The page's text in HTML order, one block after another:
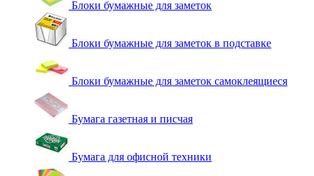
Блоки бумажные для заметок
Блоки бумажные для заметок в подставке
Блоки бумажные для заметок самоклеящиеся
Бумага газетная и писчая
Бумага для офисной техники